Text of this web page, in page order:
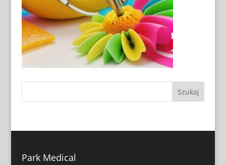
Park Medical